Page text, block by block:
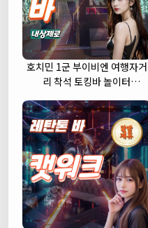
호치민 1군 부이비엔 여행자거
리 착석 토킹바 놀이터